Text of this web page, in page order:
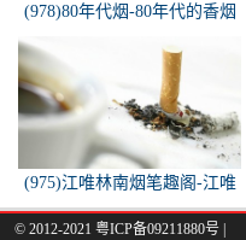
(978)80年代烟-80年代的香烟
(975)江唯林南烟笔趣阁-江唯
林南烟小说叫什么名字？
© 2012-2021 粤ICP备09211880号 |